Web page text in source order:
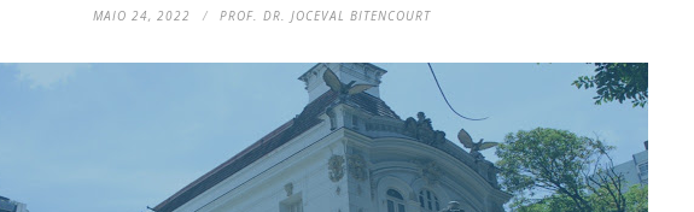
MAIO 24, 2022 PROF. DR. JOCEVAL BITENCOURT